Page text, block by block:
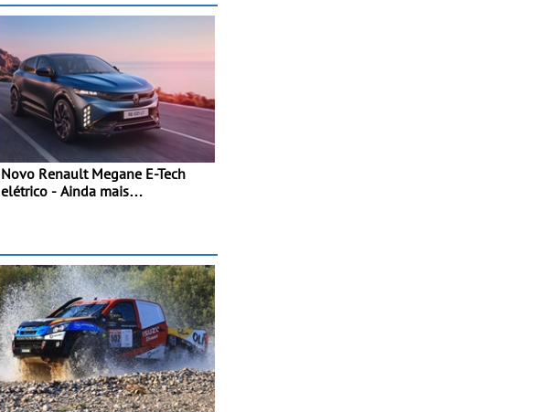
Novo Renault Megane E-Tech
elétrico - Ainda mais